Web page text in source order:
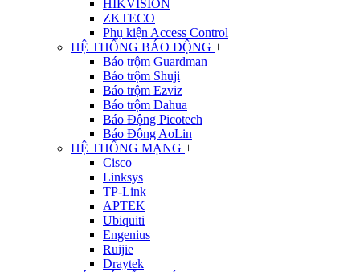
HIKVISION
ZKTECO
Phụ kiện Access Control
HỆ THỐNG BÁO ĐỘNG +
Báo trộm Guardman
Báo trộm Shuji
Báo trộm Ezviz
Báo trộm Dahua
Báo Động Picotech
Báo Động AoLin
HỆ THỐNG MẠNG +
Cisco
Linksys
TP-Link
APTEK
Ubiquiti
Engenius
Ruijie
Draytek